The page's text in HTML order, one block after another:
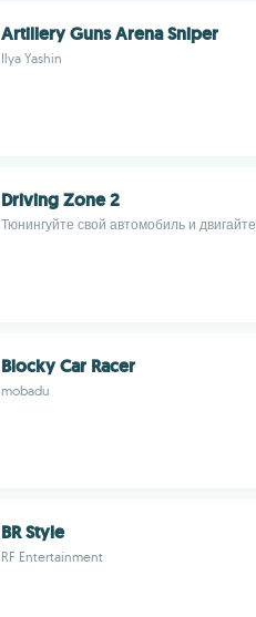
Artillery Guns Arena Sniper
Ilya Yashin
Driving Zone 2
Тюнингуйте свой автомобиль и
Blocky Car Racer
mobadu
BR Style
RF Entertainment